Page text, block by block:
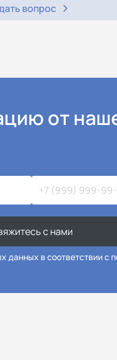
вопрос
от
с нами
данных в соответствии с